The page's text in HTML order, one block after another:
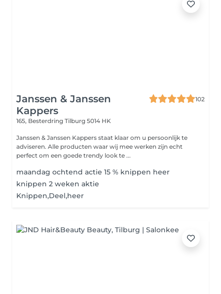
Janssen & Janssen
Kappers
102
165, Besterdring Tilburg 5014 HK
Janssen & Janssen Kappers staat klaar om u persoonlijk te
adviseren. Alle producten waar wij mee werken zijn echt
perfect om een goede trendy look te ...
maandag ochtend actie 15 % knippen heer
knippen 2 weken aktie
Knippen,Deel,heer